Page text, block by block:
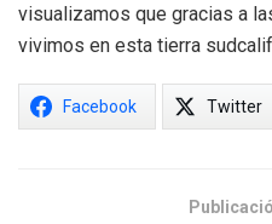
visualizamos que gracias a
vivimos en esta tierra
Facebook Twitter